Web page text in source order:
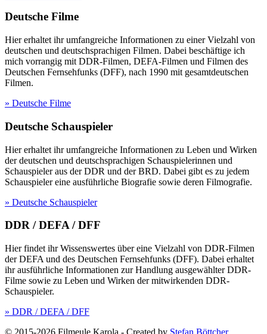
Deutsche Filme
Hier erhaltet ihr umfangreiche Informationen zu einer Vielzahl von
deutschen und deutschsprachigen Filmen. Dabei beschäftige ich
mich vorrangig mit DDR-Filmen, DEFA-Filmen und Filmen des
Deutschen Fernsehfunks (DFF), nach 1990 mit gesamtdeutschen
Filmen.
» Deutsche Filme
Deutsche Schauspieler
Hier erhaltet ihr umfangreiche Informationen zu Leben und Wirken
der deutschen und deutschsprachigen Schauspielerinnen und
Schauspieler aus der DDR und der BRD. Dabei gibt es zu jedem
Schauspieler eine ausführliche Biografie sowie deren Filmografie.
» Deutsche Schauspieler
DDR / DEFA / DFF
Hier findet ihr Wissenswertes über eine Vielzahl von DDR-Filmen
der DEFA und des Deutschen Fernsehfunks (DFF). Dabei erhaltet
ihr ausführliche Informationen zur Handlung ausgewählter DDR-
Filme sowie zu Leben und Wirken der mitwirkenden DDR-
Schauspieler.
» DDR / DEFA / DFF
© 2015-2026 Filmeule Karola - Created by Stefan Böttcher